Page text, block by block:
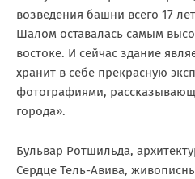
возведения башни всего 17
Шалом оставалась самым
востоке. И сейчас здание
хранит в себе прекрасную
фотографиями,
города».
Бульвар Ротшильда,
Сердце Тель-Авива,